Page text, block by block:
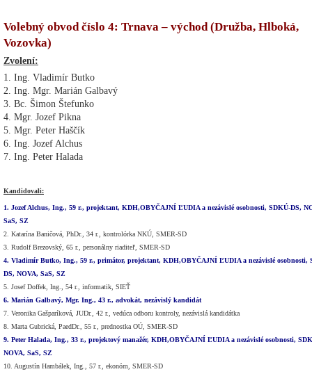
Volebný obvod číslo 4: Trnava – východ (Družba, Hlboká,
Vozovka)
Zvolení:
1. Ing. Vladimír Butko
2. Ing. Mgr. Marián Galbavý
3. Bc. Šimon Štefunko
4. Mgr. Jozef Pikna
5. Mgr. Peter Haščík
6. Ing. Jozef Alchus
7. Ing. Peter Halada
Kandidovali:
1. Jozef Alchus, Ing., 59 r., projektant, KDH,OBYČAJNÍ ĽUDIA a nezávislé osobnosti, SDKÚ-DS,
SaS, SZ
2. Katarína Baničová, PhDr., 34 r., kontrolórka NKÚ, SMER-SD
3. Rudolf Brezovský, 65 r., personálny riaditeľ, SMER-SD
4. Vladimír Butko, Ing., 59 r., primátor, projektant, KDH,OBYČAJNÍ ĽUDIA a nezávislé osobnosti,
DS, NOVA, SaS, SZ
5. Josef Doffek, Ing., 54 r., informatik, SIEŤ
6. Marián Galbavý, Mgr. Ing., 43 r., advokát, nezávislý kandidát
7. Veronika Gašparíková, JUDr., 42 r., vedúca odboru kontroly, nezávislá kandidátka
8. Marta Gubrická, PaedDr., 55 r., prednostka OÚ, SMER-SD
9. Peter Halada, Ing., 33 r., projektový manažér, KDH,OBYČAJNÍ ĽUDIA a nezávislé osobnosti,
NOVA, SaS, SZ
10. Augustín Hambálek, Ing., 57 r., ekonóm, SMER-SD